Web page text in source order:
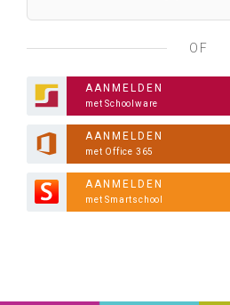
OF
AANMELDEN
met Schoolware
AANMELDEN
met Office 365
AANMELDEN
met Smartschool